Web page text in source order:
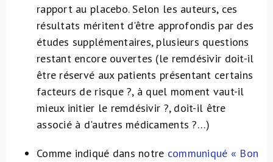
rapport au placebo. Selon les auteurs, ces
résultats méritent d'être approfondis par des
études supplémentaires, plusieurs questions
restant encore ouvertes (le remdésivir doit-il
être réservé aux patients présentant certains
facteurs de risque ?, à quel moment vaut-il
mieux initier le remdésivir ?, doit-il être
associé à d'autres médicaments ?…)
Comme indiqué dans notre communiqué « Bon